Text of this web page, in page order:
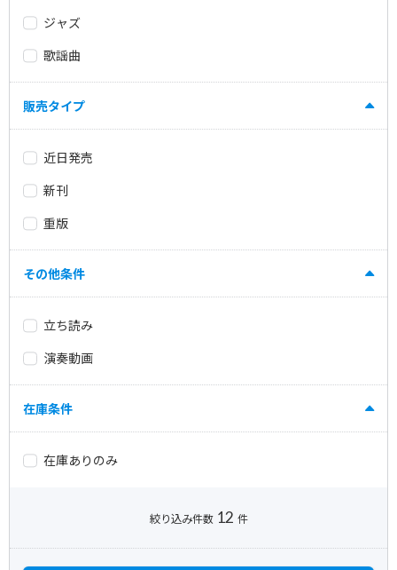
ジャズ
歌謡曲
販売タイプ
近日発売
新刊
重版
その他条件
立ち読み
演奏動画
在庫条件
在庫ありのみ
絞り込み件数 12 件